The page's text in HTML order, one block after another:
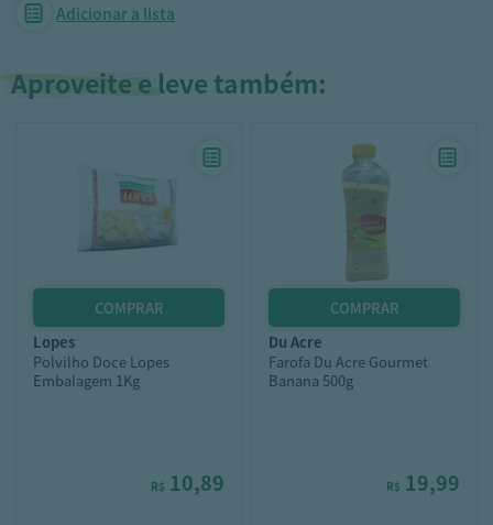
Adicionar a lista
Aproveite e leve também:
lopes
Polvilho Doce Lopes
Embalagem 1Kg
R$ 10,89
du acre
Farofa Du Acre Gourmet
Banana 500g
R$ 19,99